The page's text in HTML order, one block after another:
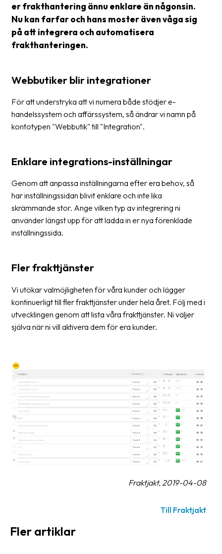
Upphämtningar
Manualer
Nedladdningar
Om
företaget
Fraktjakt
Pressrum
Medarbetare
Jobb
&
Nyhetsarkiv
Kontakta
Villkor
Förbjudet
och
er frakthantering ännu enklare än någonsin.
Nu kan farfar och hans moster även våga sig
på att integrera och automatisera
frakthanteringen.
Webbutiker blir integrationer
För att understryka att vi numera både stödjer e-
handelssystem och affärssystem, så ändrar vi namn på
kontotypen "Webbutik" till "Integration".
Enklare integrations-inställningar
Genom att anpassa inställningarna efter era behov, så
har inställningssidan blivit enklare och inte lika
skrämmande stor. Ange vilken typ av integrering ni
använder längst upp för att ladda in er nya förenklade
inställningssida.
Fler frakttjänster
Vi utökar valmöjligheten för våra kunder och lägger
kontinuerligt till fler frakttjänster under hela året. Följ med i
utvecklingen genom att lista våra frakttjänster. Ni väljer
själva när ni vill aktivera dem för era kunder.
Fraktjakt, 2019-04-08
Till Fraktjakt
Fler artiklar